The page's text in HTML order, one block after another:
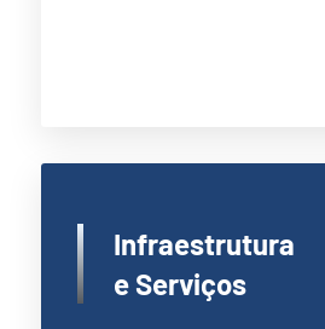
Infraestrutura
e Serviços